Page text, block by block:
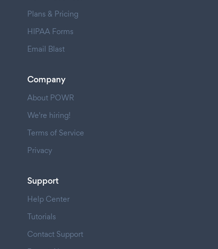
Plans & Pricing
HIPAA Forms
Email Blast
Company
About POWR
We're hiring!
Terms of Service
Privacy
Support
Help Center
Tutorials
Contact Support